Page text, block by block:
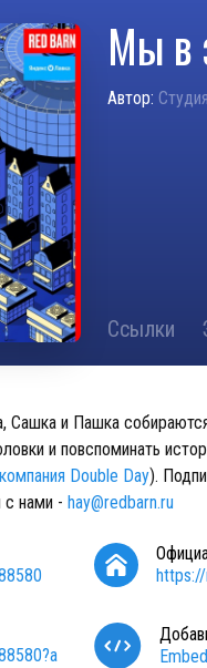
Мы в
Автор:
Ссылки
и Пашка
и повспоминать
Double Day).
с нами - hay@redbarn.ru